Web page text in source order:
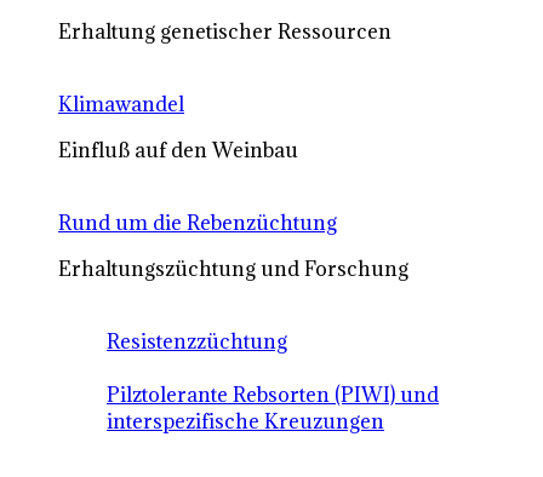
Erhaltung genetischer Ressourcen
Klimawandel
Einfluß auf den Weinbau
Rund um die Rebenzüchtung
Erhaltungszüchtung und Forschung
Resistenzzüchtung
Pilztolerante Rebsorten (PIWI) und
interspezifische Kreuzungen